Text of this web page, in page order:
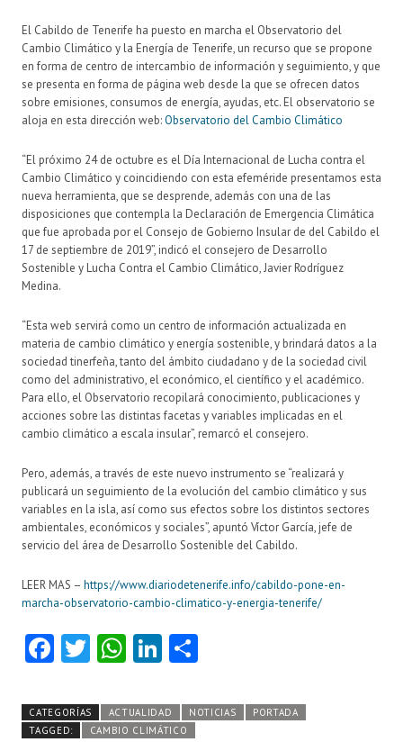
El Cabildo de Tenerife ha puesto en marcha el Observatorio del
Cambio Climático y la Energía de Tenerife, un recurso que se propone
en forma de centro de intercambio de información y seguimiento, y que
se presenta en forma de página web desde la que se ofrecen datos
sobre emisiones, consumos de energía, ayudas, etc. El observatorio se
aloja en esta dirección web:Observatorio del Cambio Climático
“El próximo 24 de octubre es el Día Internacional de Lucha contra el
Cambio Climático y coincidiendo con esta efeméride presentamos esta
nueva herramienta, que se desprende, además con una de las
disposiciones que contempla la Declaración de Emergencia Climática
que fue aprobada por el Consejo de Gobierno Insular de del Cabildo el
17 de septiembre de 2019”, indicó el consejero de Desarrollo
Sostenible y Lucha Contra el Cambio Climático, Javier Rodríguez
Medina.
“Esta web servirá como un centro de información actualizada en
materia de cambio climático y energía sostenible, y brindará datos a la
sociedad tinerfeña, tanto del ámbito ciudadano y de la sociedad civil
como del administrativo, el económico, el científico y el académico.
Para ello, el Observatorio recopilará conocimiento, publicaciones y
acciones sobre las distintas facetas y variables implicadas en el
cambio climático a escala insular”, remarcó el consejero.
Pero, además, a través de este nuevo instrumento se “realizará y
publicará un seguimiento de la evolución del cambio climático y sus
variables en la isla, así como sus efectos sobre los distintos sectores
ambientales, económicos y sociales”, apuntó Víctor García, jefe de
servicio del área de Desarrollo Sostenible del Cabildo.
LEER MAS – https://www.diariodetenerife.info/cabildo-pone-en-
marcha-observatorio-cambio-climatico-y-energia-tenerife/
Fa
b
T
itt
W
ts
Li
e m
CATEGORÍAS ACTUALIDAD NOTICIAS
PORTADA
TAGGED:
CAMBIO CLIMÁTICO